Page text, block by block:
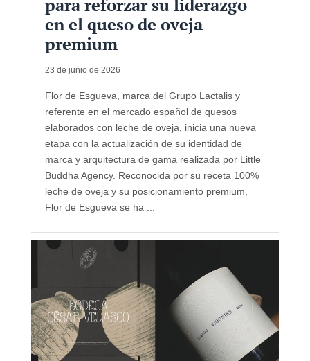
para reforzar su liderazgo
en el queso de oveja
premium
23 de junio de 2026
Flor de Esgueva, marca del Grupo Lactalis y
referente en el mercado español de quesos
elaborados con leche de oveja, inicia una nueva
etapa con la actualización de su identidad de
marca y arquitectura de gama realizada por Little
Buddha Agency. Reconocida por su receta 100%
leche de oveja y su posicionamiento premium,
Flor de Esgueva se ha ...